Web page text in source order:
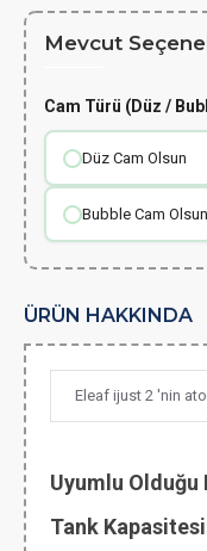
Mevcut
Cam Türü (Düz /
Düz Cam Olsun
Bubble Cam
ÜRÜN HAKKINDA
Eleaf ijust 2 'nin
Uyumlu
Tank